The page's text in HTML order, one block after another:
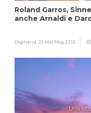
Roland Garros,
anche Arnaldi e
Digitrend, 26 Mar Mag 23:15